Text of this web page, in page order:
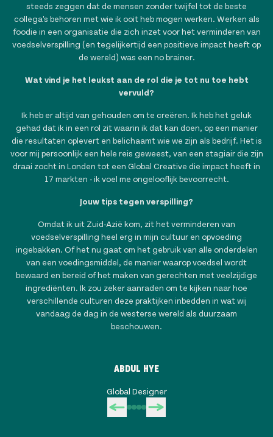
steeds zeggen dat de mensen zonder twijfel tot de beste
collega's behoren met wie ik ooit heb mogen werken. Werken als
foodie in een organisatie die zich inzet voor het verminderen van
voedselverspilling (en tegelijkertijd een positieve impact heeft op
de wereld) was een no brainer.
Wat vind je het leukst aan de rol die je tot nu toe hebt
vervuld?
Ik heb er altijd van gehouden om te creëren. Ik heb het geluk
gehad dat ik in een rol zit waarin ik dat kan doen, op een manier
die resultaten oplevert en belichaamt wie we zijn als bedrijf. Het is
voor mij persoonlijk een hele reis geweest, van een stagiair die zijn
draai zocht in Londen tot een Global Creative die impact heeft in
17 markten - ik voel me ongelooflijk bevoorrecht.
Jouw tips tegen verspilling?
Omdat ik uit Zuid-Azië kom, zit het verminderen van
voedselverspilling heel erg in mijn cultuur en opvoeding
ingebakken. Of het nu gaat om het gebruik van alle onderdelen
van een voedingsmiddel, de manier waarop voedsel wordt
bewaard en bereid of het maken van gerechten met veelzijdige
ingrediënten. Ik zou zeker aanraden om te kijken naar hoe
verschillende culturen deze praktijken inbedden in wat wij
vandaag de dag in de westerse wereld als duurzaam
beschouwen.
ABDUL HYE
Global Designer